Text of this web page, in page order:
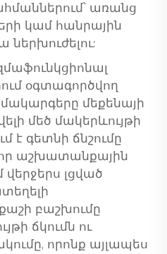
առանց
կամ հանրային
օգտագործվող
մեքենայի
մեծ մակերևույթի
է գետնի ճնշումը
աշխատանքային
լցված
բաշխումը
ճկումն ու
որոնք այլապես